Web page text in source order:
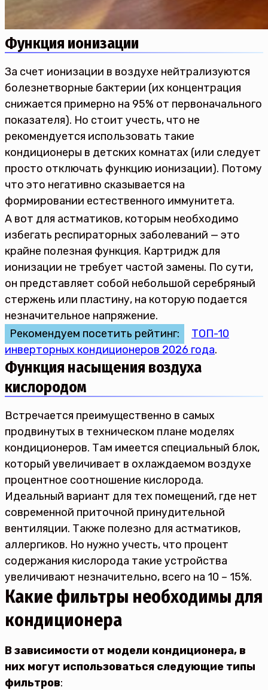
Функция ионизации
За счет ионизации в воздухе нейтрализуются
болезнетворные бактерии (их концентрация
снижается примерно на 95% от первоначального
показателя). Но стоит учесть, что не
рекомендуется использовать такие
кондиционеры в детских комнатах (или следует
просто отключать функцию ионизации). Потому
что это негативно сказывается на
формировании естественного иммунитета.
А вот для астматиков, которым необходимо
избегать респираторных заболеваний — это
крайне полезная функция. Картридж для
ионизации не требует частой замены. По сути,
он представляет собой небольшой серебряный
стержень или пластину, на которую подается
незначительное напряжение.
Рекомендуем посетить рейтинг:
ТОП-10
инверторных кондиционеров 2026 года.
Функция насыщения воздуха
кислородом
Встречается преимущественно в самых
продвинутых в техническом плане моделях
кондиционеров. Там имеется специальный блок,
который увеличивает в охлаждаемом воздухе
процентное соотношение кислорода.
Идеальный вариант для тех помещений, где нет
современной приточной принудительной
вентиляции. Также полезно для астматиков,
аллергиков. Но нужно учесть, что процент
содержания кислорода такие устройства
увеличивают незначительно, всего на 10 – 15%.
Какие фильтры необходимы для
кондиционера
В зависимости от модели кондиционера, в
них могут использоваться следующие типы
фильтров: